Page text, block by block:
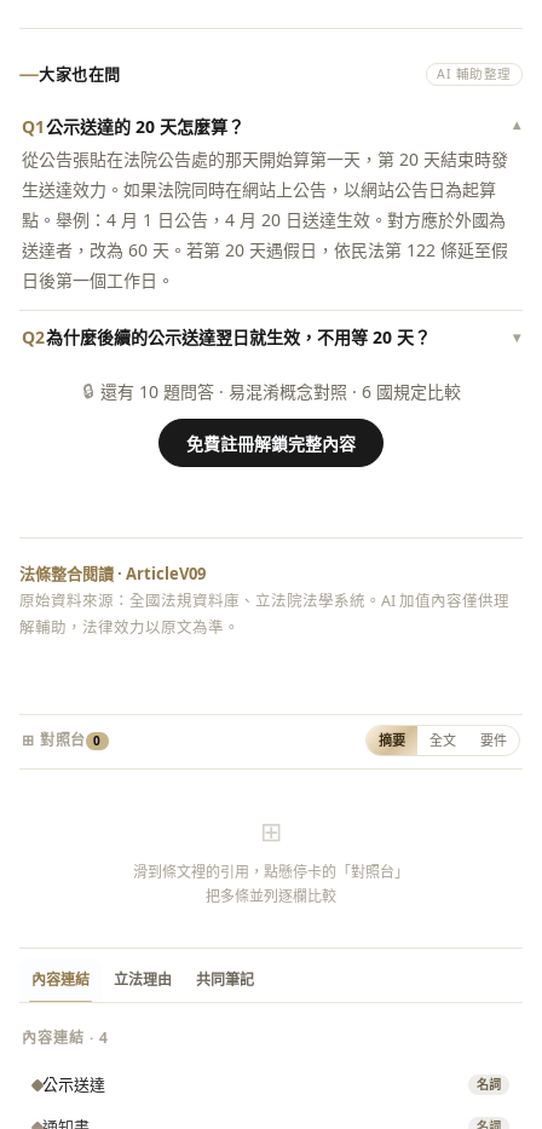
大家也在問 AI 輔助整理
Q1公示送達的 20 天怎麼算？ ▾
從公告張貼在法院公告處的那天開始算第一天，第 20 天結束時發
生送達效力。如果法院同時在網站上公告，以網站公告日為起算
點。舉例：4 月 1 日公告，4 月 20 日送達生效。對方應於外國為
送達者，改為 60 天。若第 20 天遇假日，依民法第 122 條延至假
日後第一個工作日。
Q2為什麼後續的公示送達翌日就生效，不用等 20 天？ ▾
🔒 還有 10 題問答 · 易混淆概念對照 · 6 國規定比較
免費註冊解鎖完整內容
法條整合閱讀 · ArticleV09
原始資料來源：全國法規資料庫、立法院法學系統。AI 加值內容僅供理
解輔助，法律效力以原文為準。
⊞ 對照台 0 摘要 全文 要件
⊞
滑到條文裡的引用，點懸停卡的「對照台」
把多條並列逐欄比較
內容連結 立法理由 共同筆記
內容連結 · 4
公示送達 名詞